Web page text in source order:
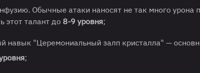
Обычные атаки наносят не так много урона
этот талант до 8-9 уровня;
навык "Церемониальный залп кристалла" —
;